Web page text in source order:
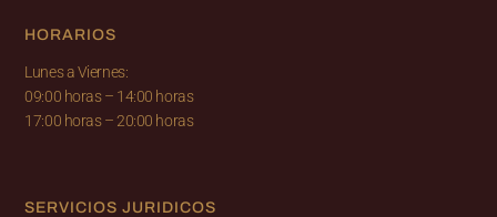
HORARIOS
Lunes a Viernes:
09:00 horas – 14:00 horas
17:00 horas –20:00 horas
SERVICIOS JURIDICOS